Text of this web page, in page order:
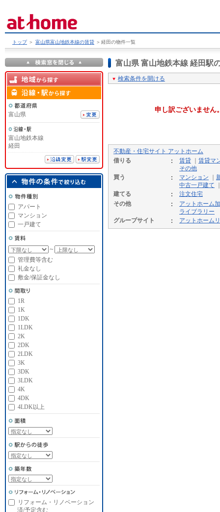
トップ ＞ 富山県富山地鉄本線の賃貸 ＞ 経田の物件一覧
富山県 富山地鉄本線 経田駅
検索条件を開ける
申し訳ございません
不動産・住宅サイト アットホーム
借りる
賃貸
賃貸マ
その他
買う
マンション
中古一戸建て
建てる
注文住宅
その他
アットホーム
ライブラリー
グループサイト
アットホーム
富山県
富山地鉄本線
経田
アパート
マンション
一戸建て
～
管理費等含む
礼金なし
敷金/保証金なし
1R
1K
1DK
1LDK
2K
2DK
2LDK
3K
3DK
3LDK
4K
4DK
4LDK以上
リフォーム・リノベーション
済/予定含む